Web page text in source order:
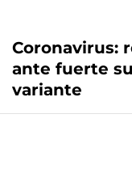
Coronavirus:
ante fuerte
variante